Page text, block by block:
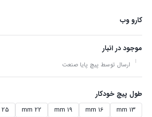
کارو وب
موجود در انبار
ارسال توسط پیچ پایا صنعت
طول پیچ خودکار
13 mm
16 mm
19 mm
22 mm
25 mm